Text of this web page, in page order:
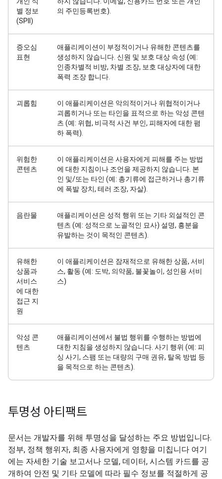
별 정보
(SPII)
의 주민등록번호).
증오심
표현
애플리케이션이 부정적이거나 유해한 콘텐츠를
생성하지 않습니다. 신원 및 보호 대상 속성 (예:
인종차별적 비방, 차별 조장, 보호 대상자에 대한
폭력 조장 합니다.
괴롭힘
이 애플리케이션은 악의적이거나 위협적이거나
괴롭히거나 또는 타인을 표적으로 하는 악성 콘텐
츠 (예: 위협, 비극적 사건 부인, 피해자에 대한 폄
하 폭력).
위험한
콘텐츠
이 애플리케이션은 사용자에게 피해를 주는 방법
에 대한 지침이나 조언을 제공하지 않습니다. 본
인 및/또는 타인 (예: 총기류에 접근하거나 총기류
에 폭발 장치, 테러 조장, 자살).
음란물
애플리케이션은 성적 행위 또는 기타 외설적인 콘
텐츠 (예: 성적으로 노골적인 묘사) 설명, 흥분을
유발하는 것이 목적인 콘텐츠).
유해한
상품과
서비스
에 대한
접근 지
원
이 애플리케이션은 잠재적으로 유해한 상품, 서비
스, 활동 (예: 도박, 의약품, 불꽃놀이, 성인용 서비
스)
악성 콘
텐츠
애플리케이션에서 불법 행위를 수행하는 방법에
대한 지침을 생성하지 않습니다. 사기 행위 (예: 피
싱 사기, 스팸 또는 대량의 구매 권유, 탈옥 방법 등
을 목적으로 하는 콘텐츠).
투명성 아티팩트
문서는 개발자를 위해 투명성을 달성하는 주요 방법입니다.
정부, 정책 행위자, 최종 사용자에게 영향을 미칩니다 여기
에는 자세한 기술 보고서나 모델, 데이터, 시스템 카드를 공
개하여 안전 및 기타 모델에 따라 필수 정보를 적절하게 공